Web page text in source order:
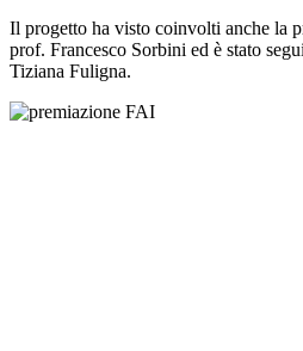
Il progetto ha visto coinvolti anche la
prof. Francesco Sorbini ed è stato
Tiziana Fuligna.